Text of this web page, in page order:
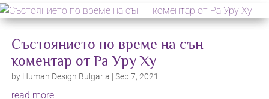
Състоянието по време на сън –
коментар от Ра Уру Ху
by Human Design Bulgaria | Sep 7, 2021
read more